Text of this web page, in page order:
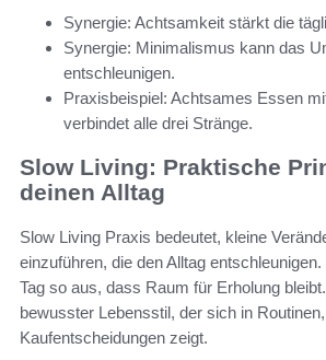
Synergie: Achtsamkeit stärkt die
Synergie: Minimalismus kann das
entschleunigen.
Praxisbeispiel: Achtsames Essen
verbindet alle drei Stränge.
Slow Living: Praktische
deinen Alltag
Slow Living Praxis bedeutet, kleine
einzuführen, die den Alltag
Tag so aus, dass Raum für Erholung
bewusster Lebensstil, der sich in
Kaufentscheidungen zeigt.